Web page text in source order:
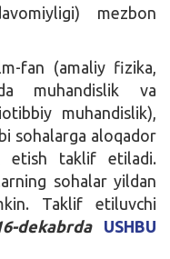
mezbon
fan (amaliy fizika,
muhandislik va
muhandislik),
sohalarga aloqador
etish taklif etiladi.
sohalar yildan
Taklif etiluvchi
dekabrda
USHBU